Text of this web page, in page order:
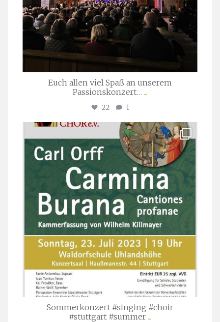
Euch allen viel Spaß an unserem
Passionskonzert… ...
22 1
stuttgarter_oratorienchor
Juli 22
Sommerkonzert #singing #choir
#stuttgart #summer ...